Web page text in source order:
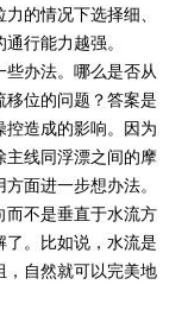
的情况下选择细、
行能力越强。
些办法。哪么是否从
移位的问题？答案是
控造成的影响。因为
主线同浮漂之间的摩
面进一步想办法。
而不是垂直于水流方
了。比如说，水流是
，自然就可以完美地